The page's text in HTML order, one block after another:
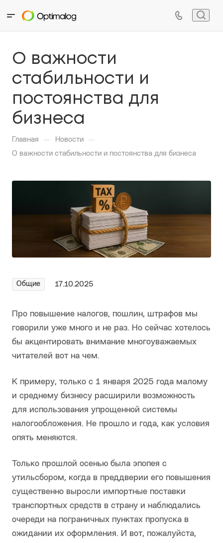
О важности
стабильности и
постоянства для
бизнеса
Главная — Новости —
О важности стабильности и постоянства для бизнеса
Общие 17.10.2025
Про повышение налогов, пошлин, штрафов мы
говорили уже много и не раз. Но сейчас хотелось
бы акцентировать внимание многоуважаемых
читателей вот на чем.
К примеру, только с 1 января 2025 года малому
и среднему бизнесу расширили возможность
для использования упрощенной системы
налогообложения. Не прошло и года, как условия
опять меняются.
Только прошлой осенью была эпопея с
утильсбором, когда в преддверии его повышения
существенно выросли импортные поставки
транспортных средств в страну и наблюдались
очереди на пограничных пунктах пропуска в
ожидании их оформления. И вот, пожалуйста,